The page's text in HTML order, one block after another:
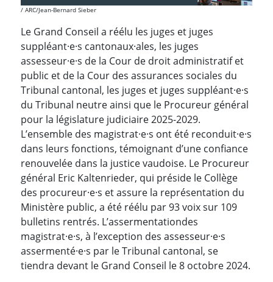
ARC/Jean-Bernard Sieber
Le Grand Conseil a réélu les juges et juges
suppléant·e·s cantonaux·ales, les juges
assesseur·e·s de la Cour de droit administratif et
public et de la Cour des assurances sociales du
Tribunal cantonal, les juges et juges suppléant·e·s
du Tribunal neutre ainsi que le Procureur général
pour la législature judiciaire 2025-2029.
L’ensemble des magistrat·e·s ont été reconduit·e·s
dans leurs fonctions, témoignant d’une confiance
renouvelée dans la justice vaudoise. Le Procureur
général Eric Kaltenrieder, qui préside le Collège
des procureur·e·s et assure la représentation du
Ministère public, a été réélu par 93 voix sur 109
bulletins rentrés. L’assermentationdes
magistrat·e·s, à l’exception des assesseur·e·s
assermenté·e·s par le Tribunal cantonal, se
tiendra devant le Grand Conseil le 8 octobre 2024.